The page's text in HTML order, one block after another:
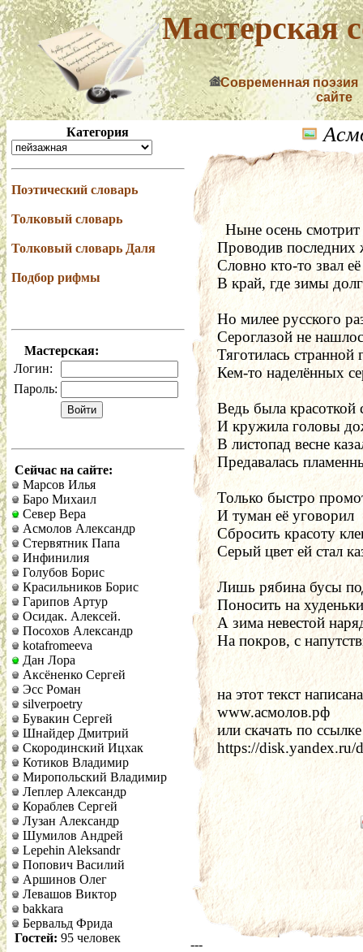
Мастерская
Современная поэзия
сайте
Категория
Поэтический словарь
Толковый словарь
Толковый словарь Даля
Подбор рифмы
Мастерская:
Логин:
Пароль:
Сейчас на сайте:
Марсов Илья
Баро Михаил
Север Вера
Асмолов Александр
Стервятник Папа
Инфинилия
Голубов Борис
Красильников Борис
Гарипов Артур
Осидак. Алексей.
Посохов Александр
kotafromeeva
Дан Лора
Аксёненко Сергей
Эсс Роман
silverpoetry
Бувакин Сергей
Шнайдер Дмитрий
Скородинский Ицхак
Котиков Владимир
Миропольский Владимир
Леплер Александр
Кораблев Сергей
Лузан Александр
Шумилов Андрей
Lepehin Aleksandr
Попович Василий
Аршинов Олег
Левашов Виктор
bakkara
Бервальд Фрида
Гостей: 95 человек
Ныне осень
Проводив последних
Словно кто-то звал
В край, где зимы
Но милее русского
Сероглазой не
Тяготилась
Кем-то наделённых
Ведь была красоткой
И кружила головы
В листопад весне
Предавалась
Только быстро
И туман её уговорил
Сбросить красоту
Серый цвет ей стал
Лишь рябина бусы
Поносить на
А зима невестой
На покров, с
на этот текст
www.асмолов.рф
или скачать по ссылке
https://
---